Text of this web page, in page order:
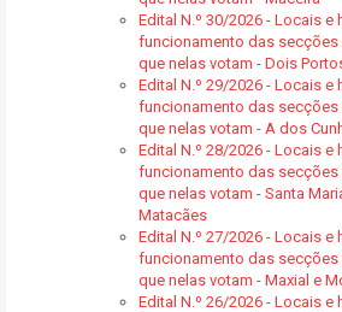
Edital N.º 30/2026 - Locais e
funcionamento das secções
que nelas votam - Dois
Edital N.º 29/2026 - Locais e
funcionamento das secções
que nelas votam - A dos
Edital N.º 28/2026 - Locais e
funcionamento das secções
que nelas votam - Santa
Matacães
Edital N.º 27/2026 - Locais e
funcionamento das secções
que nelas votam - Maxial e
Edital N.º 26/2026 - Locais e